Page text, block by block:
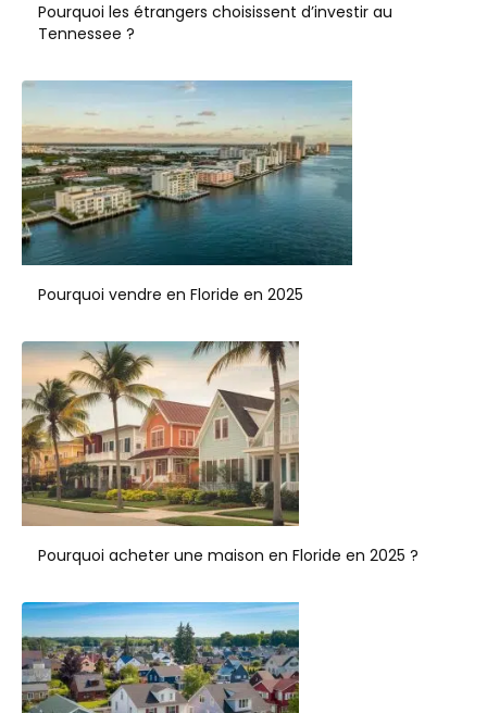
Pourquoi les étrangers choisissent d’investir au
Tennessee ?
Pourquoi vendre en Floride en 2025
Pourquoi acheter une maison en Floride en 2025 ?